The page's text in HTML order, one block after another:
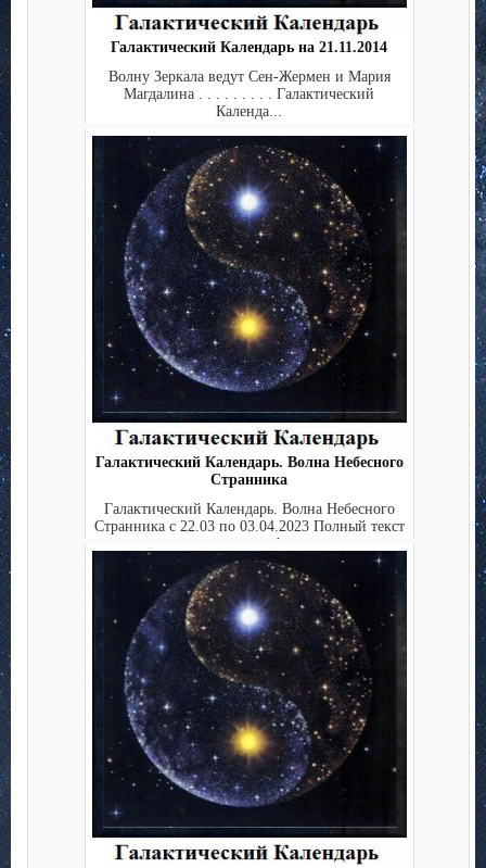
Галактический Календарь на 21.11.2014
Волну Зеркала ведут Сен-Жермен и Мария
Магдалина . . . . . . . . . Галактический
Календа...
Галактический Календарь. Волна Небесного
Странника
Галактический Календарь. Волна Небесного
Странника с 22.03 по 03.04.2023 Полный текст
ежедневно: ht...